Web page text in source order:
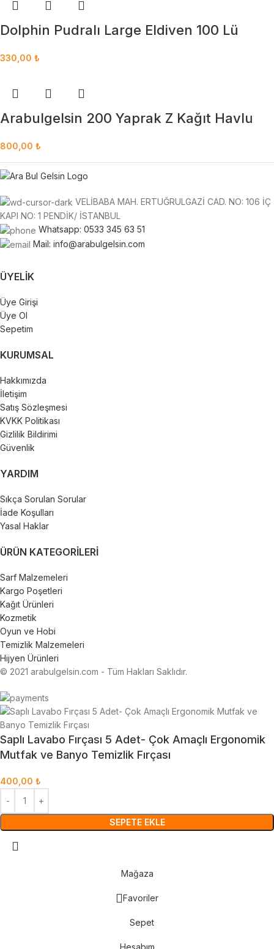
Dolphin Pudralı Large Eldiven 100 Lü
330,00 ₺
Arabulgelsin 200 Yaprak Z Kağıt Havlu
800,00 ₺
VELİBABA MAH. ERTUĞRULGAZİ CAD. NO: 106 İÇ
KAPI NO: 1 PENDİK/ İSTANBUL
Whatsapp: 0533 345 63 51
Mail: info@arabulgelsin.com
ÜYELIK
Üye Girişi
Üye Ol
Sepetim
KURUMSAL
Hakkımızda
İletişim
Satış Sözleşmesi
KVKK Politikası
Gizlilik Bildirimi
Güvenlik
YARDIM
Sıkça Sorulan Sorular
İade Koşulları
Yasal Haklar
ÜRÜN KATEGORILERI
Sarf Malzemeleri
Kargo Poşetleri
Kağıt Ürünleri
Kozmetik
Oyun ve Hobi
Temizlik Malzemeleri
Hijyen Ürünleri
© 2021 arabulgelsin.com - Tüm Hakları Saklıdır.
Saplı Lavabo Fırçası 5 Adet- Çok Amaçlı Ergonomik
Mutfak ve Banyo Temizlik Fırçası
400,00 ₺
SEPETE EKLE
Mağaza
Favoriler
Sepet
Hesabım